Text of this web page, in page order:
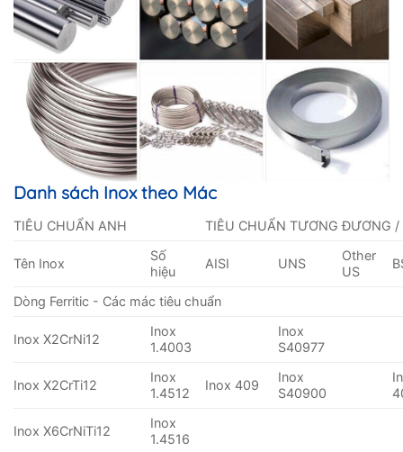
Danh sách Inox theo Mác
TIÊU CHUẨN ANH TIÊU CHUẨN TƯƠNG ĐƯƠNG /
Tên Inox
Số
hiệu
AISI UNS
Other
US
Dòng Ferritic - Các mác tiêu chuẩn
Inox X2CrNi12
Inox
1.4003
Inox
S40977
Inox X2CrTi12
Inox
1.4512
Inox 409
Inox
S40900
Inox X6CrNiTi12
Inox
1.4516